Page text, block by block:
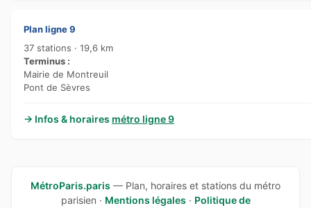
Plan ligne 9
37 stations · 19,6 km
Terminus :
Mairie de Montreuil
Pont de Sèvres
→ Infos & horaires métro ligne 9
MétroParis.paris — Plan, horaires et stations du métro
parisien · Mentions légales · Politique de